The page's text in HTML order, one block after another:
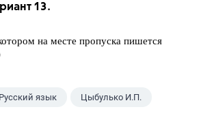
13.
на месте пропуска пишется
Русский язык Цыбулько И.П.